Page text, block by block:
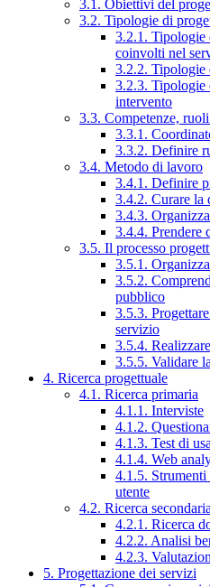
3.1. Obiettivi del
3.2. Tipologie di
3.2.1. Tipologie
coinvolti nel
3.2.2. Tipologie
3.2.3. Tipologie
intervento
3.3. Competenze,
3.3.1.
3.3.2. Definire
3.4. Metodo di lavoro
3.4.1. Definire
3.4.2. Curare la
3.4.3.
3.4.4. Prendere
3.5. Il processo
3.5.1.
3.5.2.
pubblico
3.5.3.
servizio
3.5.4.
3.5.5. Validare
4. Ricerca progettuale
4.1. Ricerca primaria
4.1.1. Interviste
4.1.2.
4.1.3. Test di
4.1.4. Web
4.1.5. Strumenti
utente
4.2. Ricerca secondaria
4.2.1. Ricerca
4.2.2. Analisi
4.2.3.
5. Progettazione dei servizi